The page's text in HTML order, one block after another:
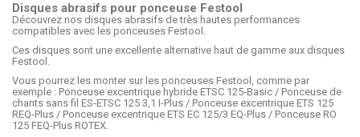
Disques abrasifs pour ponceuse Festool
Découvrez nos disques abrasifs de très hautes performances
compatibles avec les ponceuses Festool.
Ces disques sont une excellente alternative haut de gamme aux disques
Festool.
Vous pourrez les monter sur les ponceuses Festool, comme par
exemple : Ponceuse excentrique hybride ETSC 125-Basic / Ponceuse de
chants sans fil ES-ETSC 125 3,1 I-Plus / Ponceuse excentrique ETS 125
REQ-Plus / Ponceuse excentrique ETS EC 125/3 EQ-Plus / Ponceuse RO
125 FEQ-Plus ROTEX.